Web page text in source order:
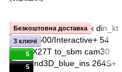
Безкоштовна доставка
3 ключі
5
5